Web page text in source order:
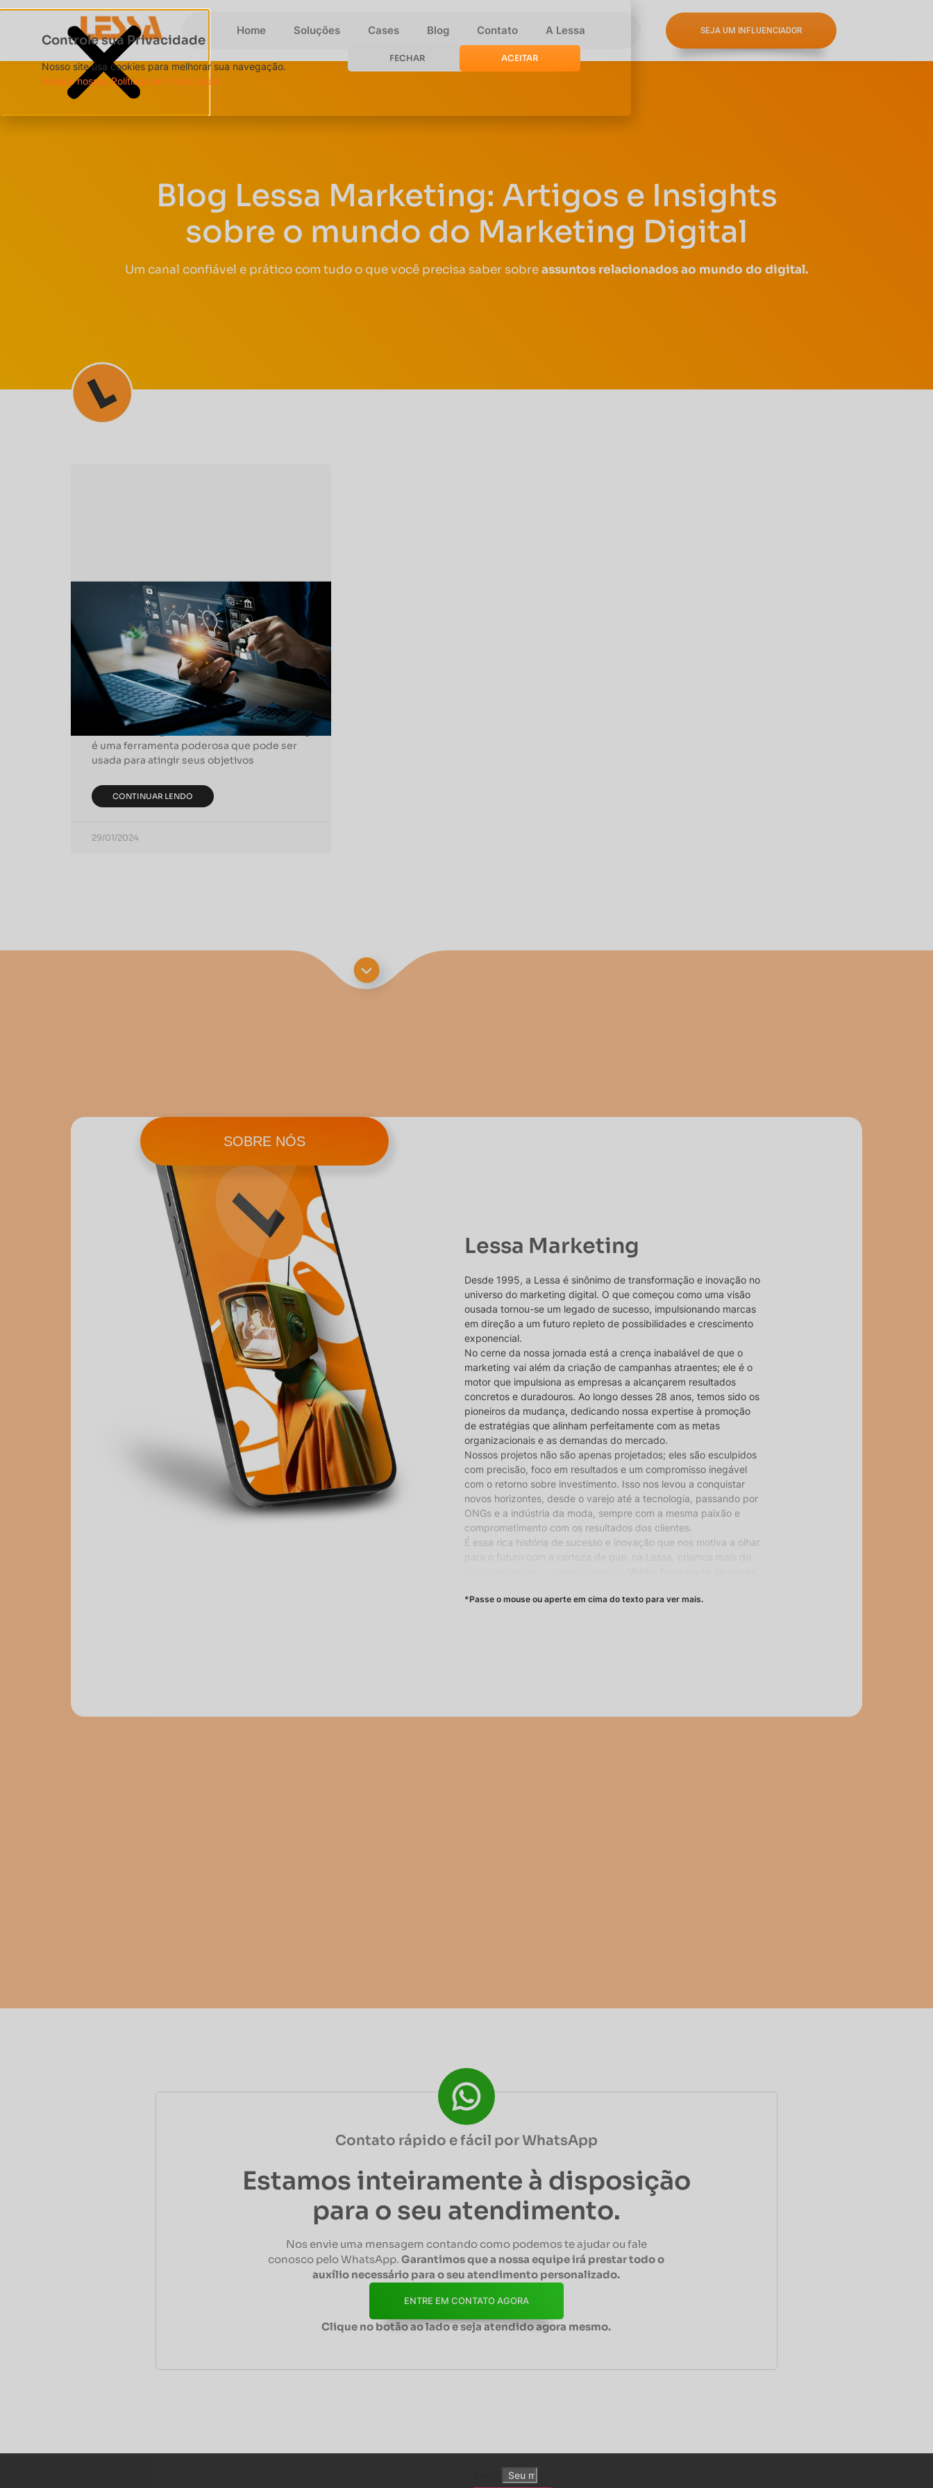
Home Soluções Cases Blog Contato A Lessa SEJA UM INFLUENCIADOR
Blog Lessa Marketing: Artigos e Insights
sobre o mundo do Marketing Digital
Um canal confiável e prático com tudo o que você precisa saber sobreassuntos relacionados ao mundo do digital.
SEM CATEGORIA
Crie campanhas de e-mail
marketing eficazes para
aumentar as vendas
Por que é importante criar campanhas de e-
mail marketing eficazes? O e-mail marketing
é uma ferramenta poderosa que pode ser
usada para atingir seus objetivos
CONTINUAR LENDO
29/01/2024
SOBRE NÓS
Lessa Marketing
Desde 1995, a Lessa é sinônimo de transformação e inovação no
universo do marketing digital. O que começou como uma visão
ousada tornou-se um legado de sucesso, impulsionando marcas
em direção a um futuro repleto de possibilidades e crescimento
exponencial.
No cerne da nossa jornada está a crença inabalável de que o
marketing vai além da criação de campanhas atraentes; ele é o
motor que impulsiona as empresas a alcançarem resultados
concretos e duradouros. Ao longo desses 28 anos, temos sido os
pioneiros da mudança, dedicando nossa expertise à promoção
de estratégias que alinham perfeitamente com as metas
organizacionais e as demandas do mercado.
Nossos projetos não são apenas projetados; eles são esculpidos
com precisão, foco em resultados e um compromisso inegável
com o retorno sobre investimento. Isso nos levou a conquistar
novos horizontes, desde o varejo até a tecnologia, passando por
ONGs e a indústria da moda, sempre com a mesma paixão e
comprometimento com os resultados dos clientes.
É essa rica história de sucesso e inovação que nos motiva a olhar
para o futuro com a certeza de que, na Lessa, criamos mais do
*Passe o mouse ou aperte em cima do texto para ver mais.
Contato rápido e fácil por WhatsApp
Estamos inteiramente à disposição
para o seu atendimento.
Nos envie uma mensagem contando como podemos te ajudar ou fale
conosco pelo WhatsApp.Garantimos que a nossa equipe irá prestar todo o
auxílio necessário para o seu atendimento personalizado.
ENTRE EM CONTATO AGORA
Clique no botão ao lado e seja atendido agora mesmo.
Controle sua Privacidade
Nosso site usa cookies para melhorar sua navegação.
Acesse nossas Políticas de Privacidade
FECHAR ACEITAR